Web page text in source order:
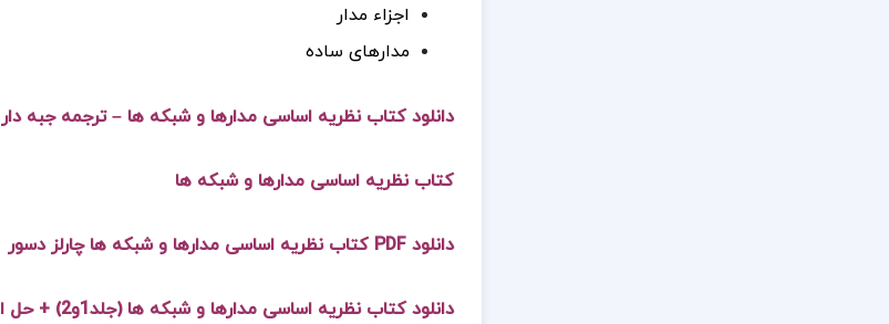
اجزاء مدار
مدارهای ساده
دانلود کتاب نظریه اساسی مدارها و شبکه ها – ترجمه جبه دار
کتاب نظریه اساسی مدارها و شبکه ها
دانلود PDF کتاب نظریه اساسی مدارها و شبکه ها چارلز دسور
دانلود کتاب نظریه اساسی مدارها و شبکه ها (جلد1و2) + حل المسائل